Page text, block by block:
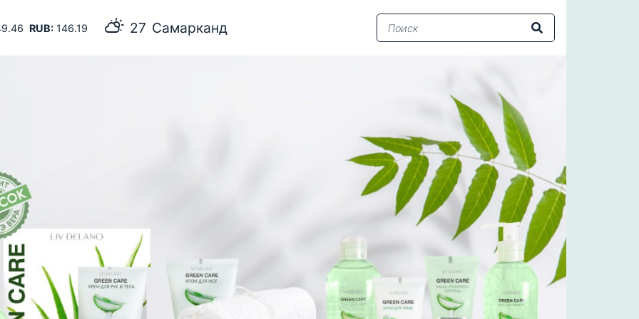
RUB:146.19 27 Самарканд